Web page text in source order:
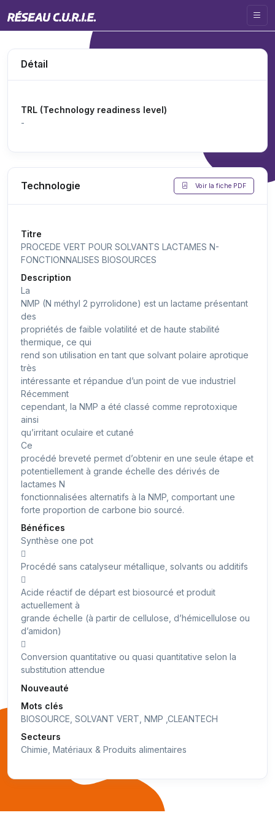
Détail
TRL (Technology readiness level)
-
Technologie Voir la fiche PDF
Titre
PROCEDE VERT POUR SOLVANTS LACTAMES N-
FONCTIONNALISES BIOSOURCES
Description
La
NMP (N méthyl 2 pyrrolidone) est un lactame présentant
des
propriétés de faible volatilité et de haute stabilité
thermique, ce qui
rend son utilisation en tant que solvant polaire aprotique
très
intéressante et répandue d’un point de vue industriel
Récemment
cependant, la NMP a été classé comme reprotoxique
ainsi
qu’irritant oculaire et cutané
Ce
procédé breveté permet d’obtenir en une seule étape et
potentiellement à grande échelle des dérivés de
lactames N
fonctionnalisées alternatifs à la NMP, comportant une
forte proportion de carbone bio sourcé.
Bénéfices
Synthèse one pot

Procédé sans catalyseur métallique, solvants ou additifs

Acide réactif de départ est biosourcé et produit
actuellement à
grande échelle (à partir de cellulose, d’hémicellulose ou
d’amidon)

Conversion quantitative ou quasi quantitative selon la
substitution attendue
Nouveauté
Mots clés
BIOSOURCE, SOLVANT VERT, NMP ,CLEANTECH
Secteurs
Chimie, Matériaux & Produits alimentaires